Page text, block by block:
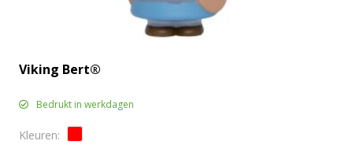
Viking Bert®
Bedrukt in werkdagen